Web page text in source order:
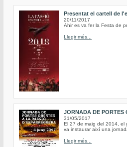
Presentat el cartell de
20/11/2017
Ahir es va fer la Festa de
Llegir més...
JORNADA DE PORTES
31/05/2017
El 27 de maig del 2014, el
va instaurar així una
Llegir més...